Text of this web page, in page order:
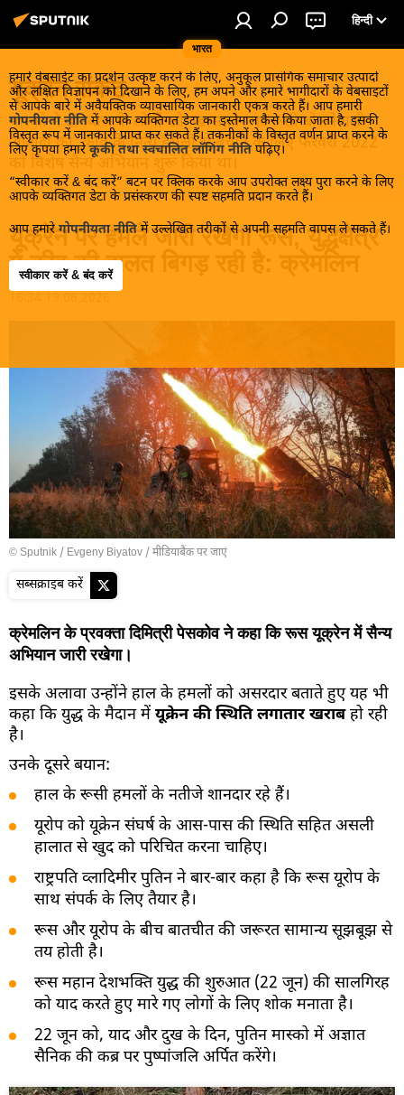
भारत
हिन्दी
हमारे वेबसाईट का प्रदर्शन उत्कृष्ट करने के लिए, अनुकूल प्रासंगिक समाचार उत्पादों
और लक्षित विज्ञापन को दिखाने के लिए, हम अपने और हमारे भागीदारों के वेबसाइटों
से आपके बारे में अवैयक्तिक व्यावसायिक जानकारी एकत्र करते हैं। आप हमारी
गोपनीयता नीति में आपके व्यक्तिगत डेटा का इस्तेमाल कैसे किया जाता है, इसकी
विस्तृत रूप में जानकारी प्राप्त कर सकते हैं। तकनीकों के विस्तृत वर्णन प्राप्त करने के
लिए कृपया हमारे कूकी तथा स्वचालित लॉगिंग नीति पढ़िए।
“स्वीकार करें & बंद करें” बटन पर क्लिक करके आप उपरोक्त लक्ष्य पुरा करने के लिए
आपके व्यक्तिगत डेटा के प्रसंस्करण की स्पष्ट सहमति प्रदान करते हैं।
आप हमारे गोपनीयता नीति में उल्लेखित तरीकों से अपनी सहमति वापस ले सकते हैं।
स्वीकार करें & बंद करें
यूक्रेन संकट
मास्को ने डोनबास के लोगों को, खास तौर पर रूसी बोलनेवाली
आबादी को, कीव के नित्य हमलों से बचाने के लिए फरवरी 2022
को विशेष सैन्य अभियान शुरू किया था।
यूक्रेन पर हमले जारी रखेगा रूस, युद्धक्षेत्र
में कीव की हालत बिगड़ रही है: क्रेमलिन
© Sputnik / Evgeny Biyatov /मीडियाबैंक पर जाएं
सब्सक्राइब करें
क्रेमलिन के प्रवक्ता दिमित्री पेसकोव ने कहा कि रूस यूक्रेन में सैन्य
अभियान जारी रखेगा।
इसके अलावा उन्होंने हाल के हमलों को असरदार बताते हुए यह भी
कहा कि युद्ध के मैदान में यूक्रेन की स्थिति लगातार खराबहो रही
है।
उनके दूसरे बयान:
हाल के रूसी हमलों के नतीजे शानदार रहे हैं।
यूरोप को यूक्रेन संघर्ष के आस-पास की स्थिति सहित असली
हालात से खुद को परिचित करना चाहिए।
राष्ट्रपति व्लादिमीर पुतिन ने बार-बार कहा है कि रूस यूरोप के
साथ संपर्क के लिए तैयार है।
रूस और यूरोप के बीच बातचीत की जरूरत सामान्य सूझबूझ से
तय होती है।
रूस महान देशभक्ति युद्ध की शुरुआत (22 जून) की सालगिरह
को याद करते हुए मारे गए लोगों के लिए शोक मनाता है।
22 जून को, याद और दुख के दिन, पुतिन मास्को में अज्ञात
सैनिक की कब्र पर पुष्पांजलि अर्पित करेंगे।